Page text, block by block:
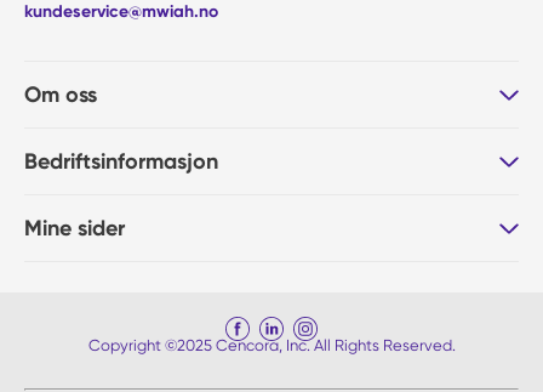
kundeservice@mwiah.no
Om oss
Bedriftsinformasjon
Mine sider
Copyright ©2025 Cencora, Inc. All Rights Reserved.